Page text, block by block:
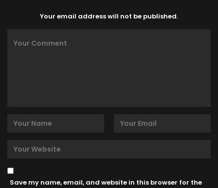
Your email address will not be published.
Save my name, email, and website in this browser for the